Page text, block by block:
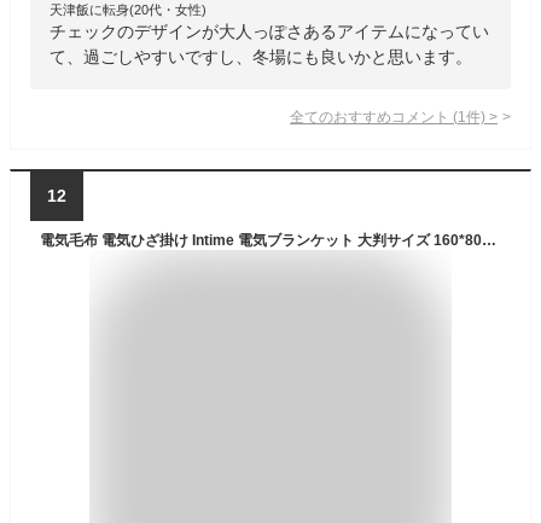
天津飯に転身(20代・女性)
チェックのデザインが大人っぽさあるアイテムになってい
て、過ごしやすいですし、冬場にも良いかと思います。
全てのおすすめコメント (1 件) >
12
電気毛布 電気ひざ掛け Intime 電気ブランケット 大判サイズ 160*80cm 9箇所発熱エリア 速暖 3段階温度調節 着る電気毛布 フランネル素材 ファスナー式 肩掛け毛布 電気敷き毛布 USB給電式 軽量 省エネ 洗濯機丸洗い USB電気ブランケット 暖房器具 防寒対策 掛け敷き兼用 自宅 オフィス用 ふわふわ プレゼント 男女兼用 (グレー)